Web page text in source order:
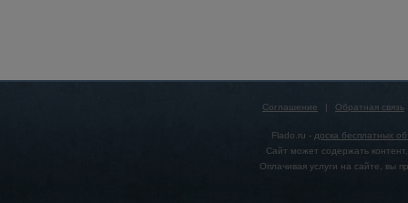
Соглашение | Обратная связь
Flado.ru - доска бесплатных
Сайт может содержать
Оплачивая услуги на сайте, вы